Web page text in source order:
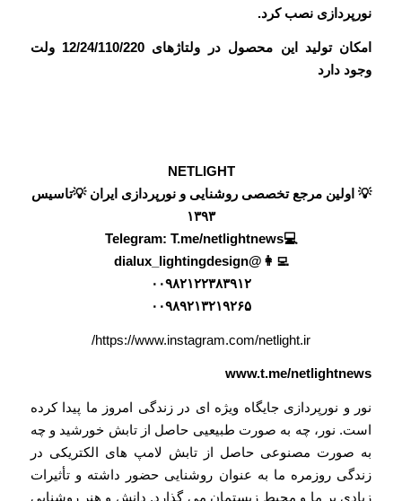
نورپردازی نصب کرد.
امکان تولید این محصول در ولتاژهای 12/24/110/220 ولت
وجود دارد
NETLIGHT
💡 اولین مرجع تخصصی روشنایی و نورپردازی ایران 💡تاسیس
۱۳۹۳
💻Telegram:
T.me/netlightnews
👩‍💻
@dialux_lightingdesign
۰۰۹۸۲۱۲۲۳۸۳۹۱۲
۰۰۹۸۹۲۱۳۲۱۹۲۶۵
https://www.instagram.com/netlight.ir/
www.t.me/netlightnews
نور و نورپردازی جایگاه ویژه ای در زندگی امروز ما پیدا کرده
است. نور، چه به صورت طبیعیی حاصل از تابش خورشید و چه
به صورت مصنوعی حاصل از تابش لامپ های الکتریکی در
زندگی روزمره ما به عنوان روشنایی حضور داشته و تأثیرات
زیادی بر ما و محیط زیستمان می گذارد. دانش و هنر روشنایی